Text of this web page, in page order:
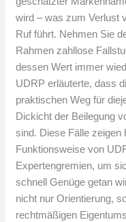
wird – was zum Verlust
Ruf führt. Nehmen Sie
Rahmen zahllose
dessen Wert immer
UDRP erläuterte, dass
praktischen Weg für
Dickicht der Beilegung
sind. Diese Fälle zeigen
Funktionsweise von
Expertengremien, um
schnell Genüge getan
nicht nur Orientierung,
rechtmäßigen